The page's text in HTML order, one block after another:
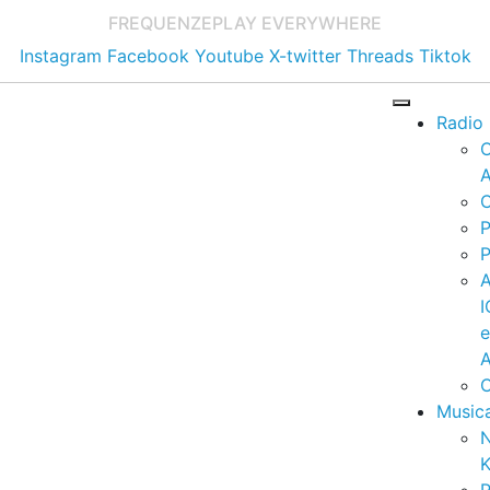
FREQUENZEPLAY EVERYWHERE
Instagram Facebook Youtube X-twitter Threads Tiktok
Radio
e